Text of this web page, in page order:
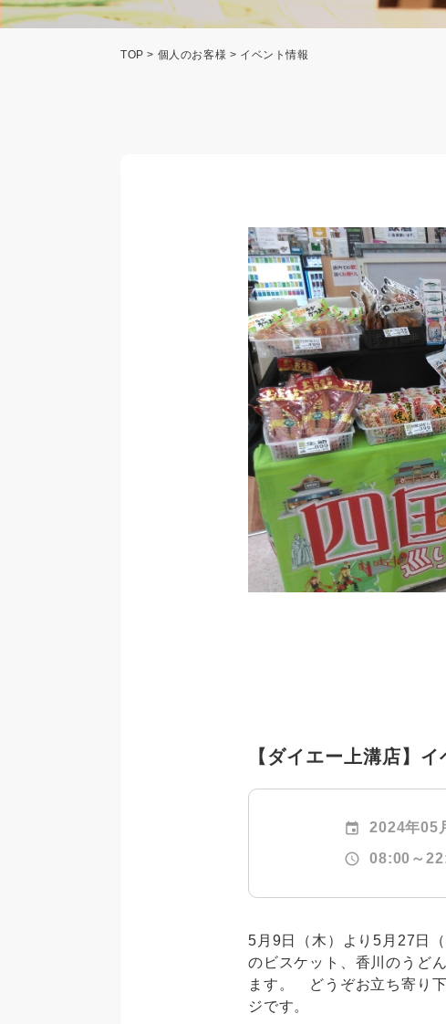
TOP > 個人のお客様 > イベント情報
【ダイエー上溝店】
event 2024年05
schedule 08:00～
5月9日（木）より5月27日
のビスケット、香川のうど
ます。 どうぞお立ち寄り
ジです。